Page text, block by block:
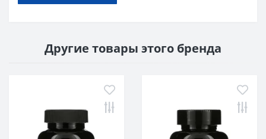
Другие товары этого бренда